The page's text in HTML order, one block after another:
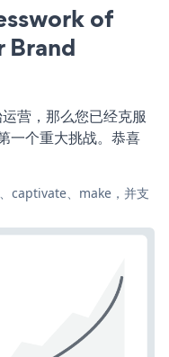
of
Brand
营，那么您已经克服
一个重大挑战。恭喜
captivate、make，并支